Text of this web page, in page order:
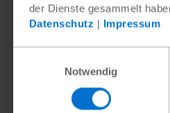
der Dienste gesammelt
Datenschutz | Impressum
Notwendig
Auch
Es